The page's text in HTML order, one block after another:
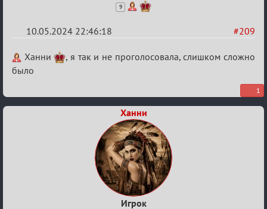
9
#209
10.05.2024 22:46:18
Re:
Мафский
(обсуждение)
Ханни
, я так и не проголосовала, слишком сложно
было
1
Ханни
Игрок